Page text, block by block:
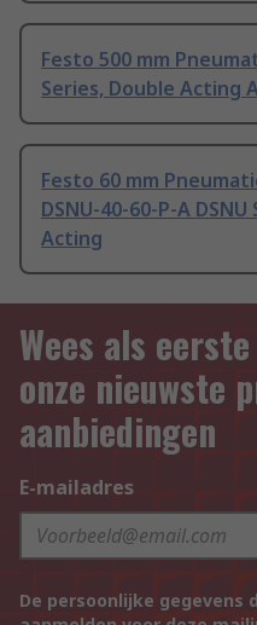
Festo 500 mm
Series, Double Acting
Festo 60 mm
DSNU-40-60-P-A
Acting
Wees als
onze nieuwste
aanbiedingen
E-mailadres
De persoonlijke gegevens